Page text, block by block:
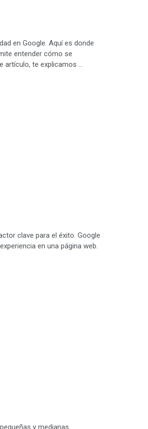
en Google. Aquí es donde
entender cómo se
artículo, te explicamos …
clave para el éxito. Google
en una página web.
y medianas